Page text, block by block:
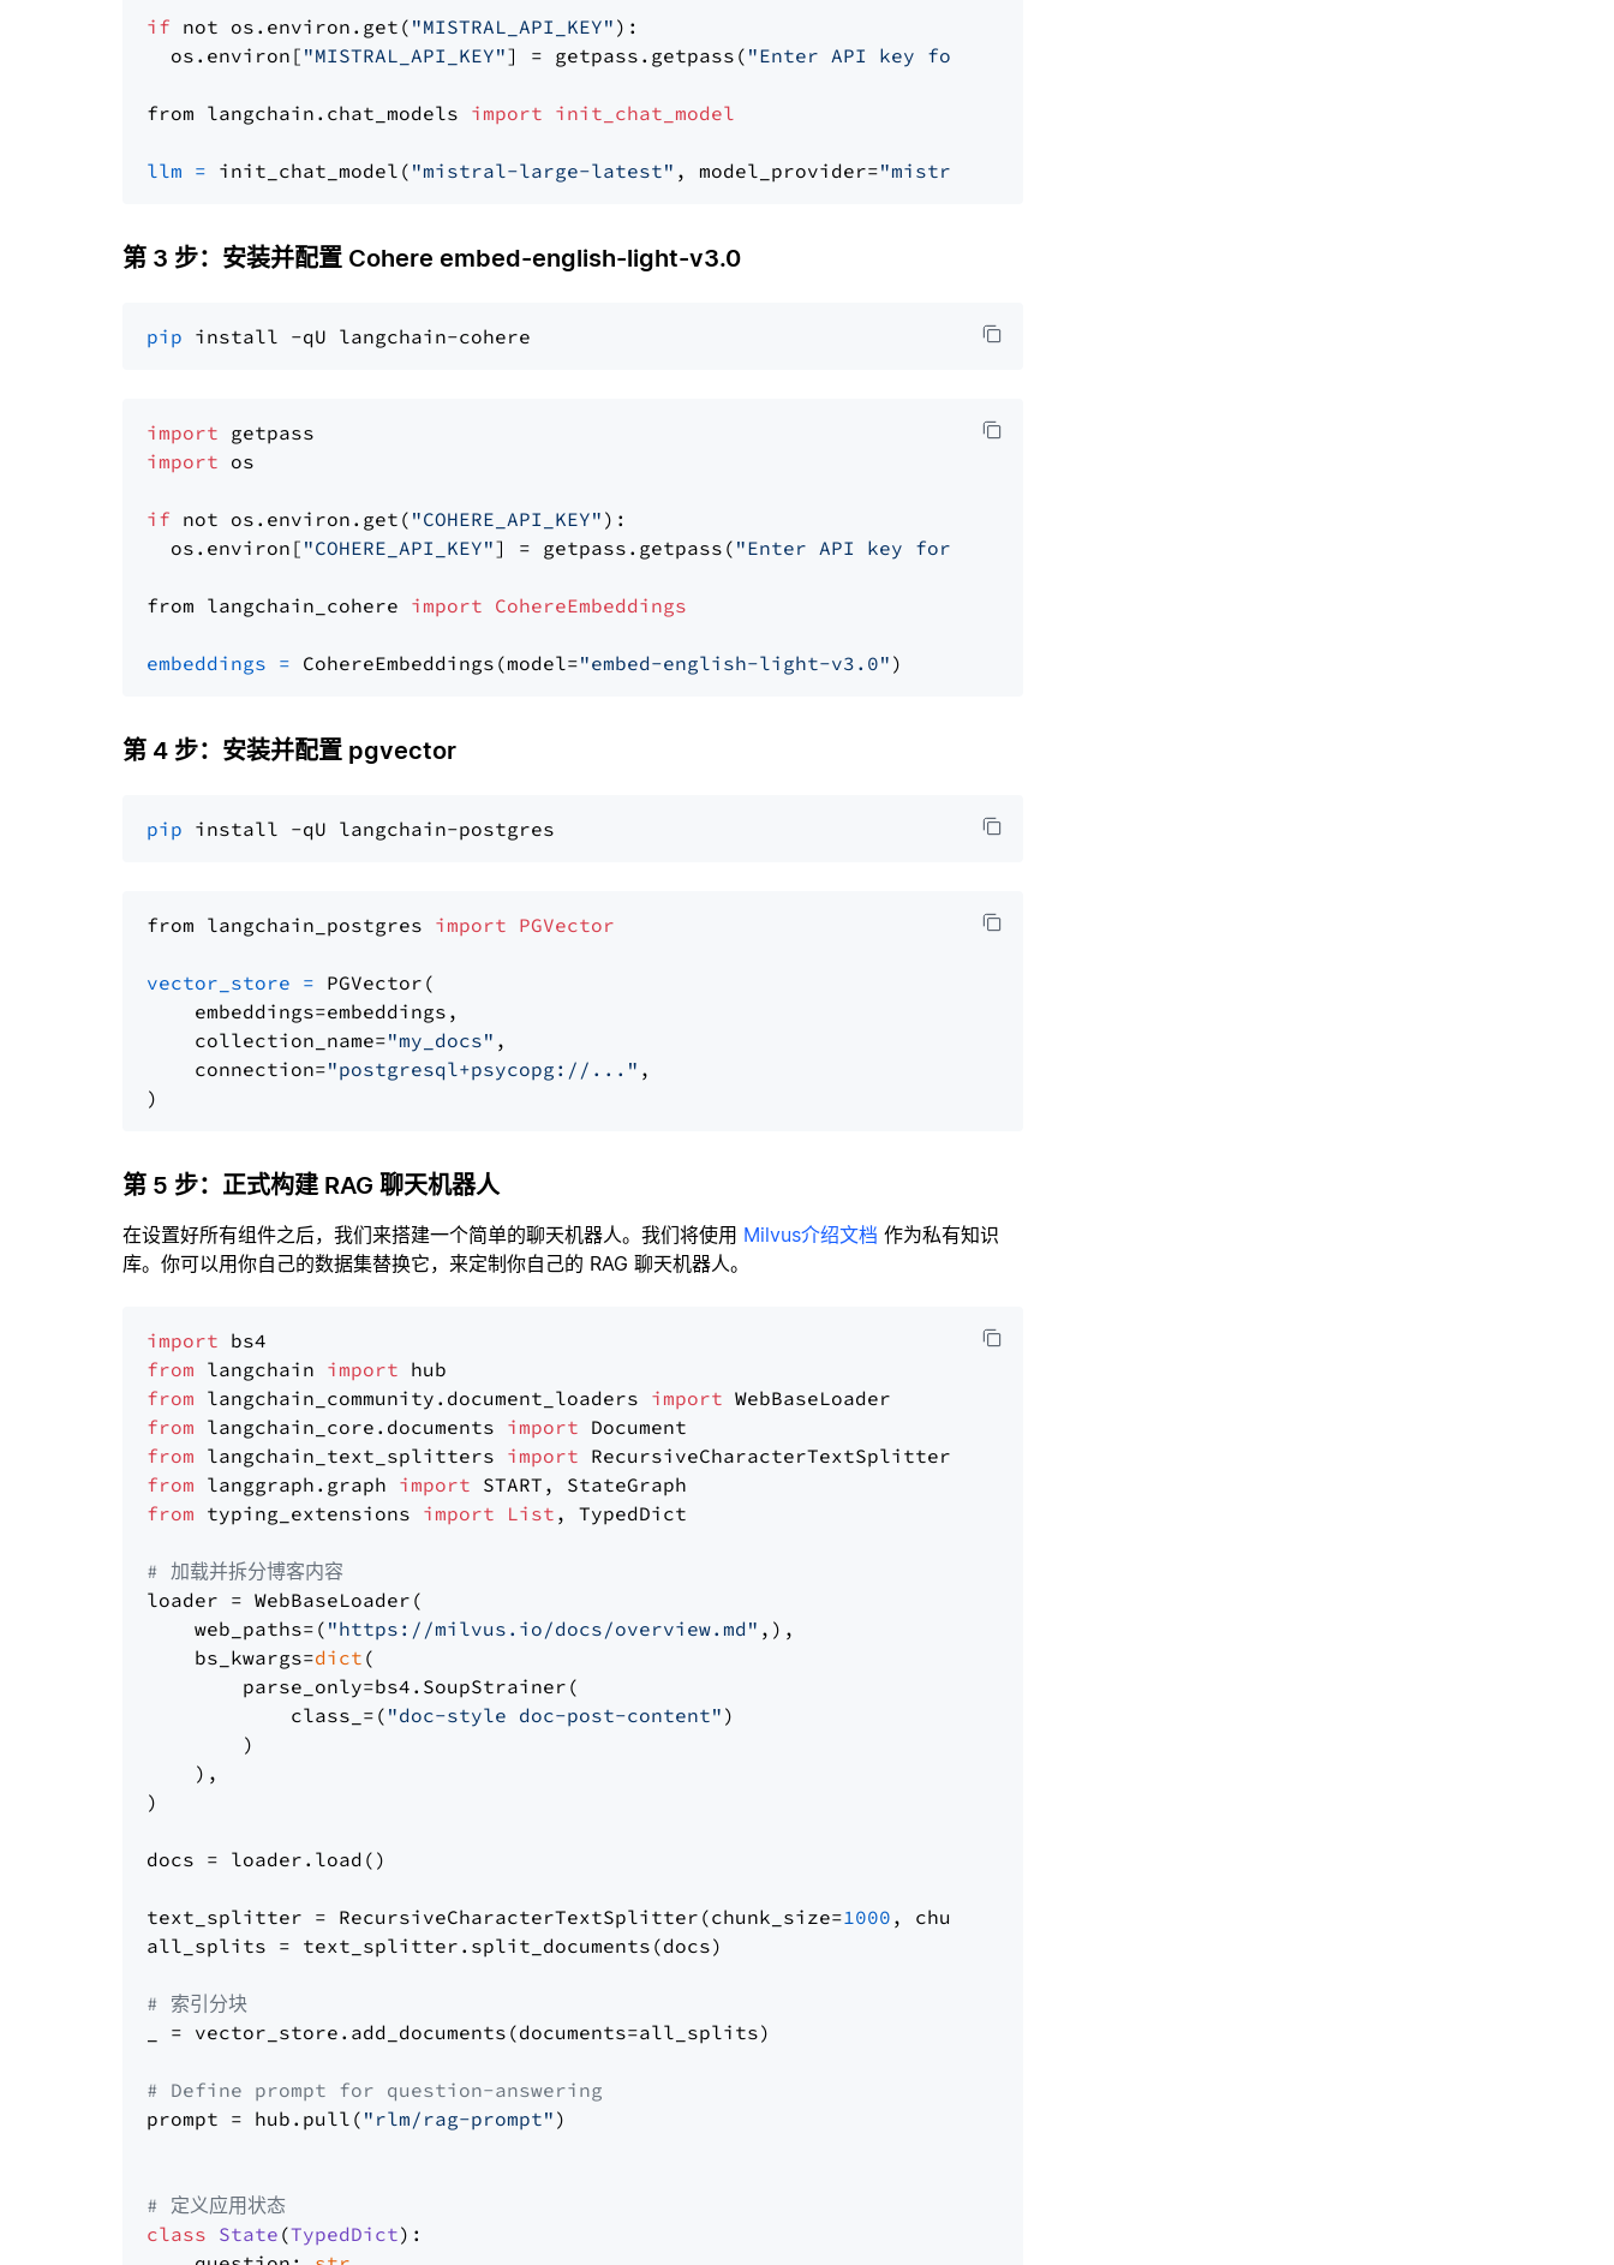
if not os.environ.get( "MISTRAL_API_KEY" ):
  os.environ[
"MISTRAL_API_KEY"] = getpass.getpass( "Enter API key for Mistral AI: "
from langchain.chat_models import init_chat_model
llm = init_chat_model( "mistral-large-latest" , model_provider="mistralai"
第 3 步：安装并配置 Cohere embed-english-light-v3.0
pip
import
import os
if not os.environ.get( "COHERE_API_KEY" ):
  os.environ[
"COHERE_API_KEY"] = getpass.getpass( "Enter API key for Cohere: "
from langchain_cohere import CohereEmbeddings
embeddings = CohereEmbeddings(model="embed-english-light-v3.0"
第 4 步：安装并配置 pgvector
pip
from langchain_postgres import PGVector
vector_store = PGVector(
    embeddings=embeddings,
    collection_name=
"my_docs" ,
    connection=
"postgresql+psycopg://..." ,
第 5 步：正式构建 RAG 聊天机器人
在设置好所有组件之后，我们来搭建一个简单的聊天机器人。我们将使用 Milvus介绍文档 作为私有知识
库。你可以用你自己的数据集替换它，来定制你自己的 RAG 聊天机器人。
import
from langchain import
from langchain_community.document_loaders import
from langchain_core.documents import
from langchain_text_splitters import
from langgraph.graph import
from typing_extensions import List , TypedDict
# 加载并拆分博客内容
loader = WebBaseLoader(
    web_paths=(
"https://milvus.io/docs/overview.md" ,),
    bs_kwargs=
dict (
        parse_only=bs4.SoupStrainer(
            class_=(
"doc-style doc-post-content" )
        )
    ),
)
docs = loader.load()
text_splitter = RecursiveCharacterTextSplitter(chunk_size=1000 , chunk_overlap=
all_splits = text_splitter.split_documents(docs)
# 索引分块
_ = vector_store.add_documents(documents=all_splits)
# Define prompt for question-answering
prompt = hub.pull( "rlm/rag-prompt" )
# 定义应用状态
class State (TypedDict):